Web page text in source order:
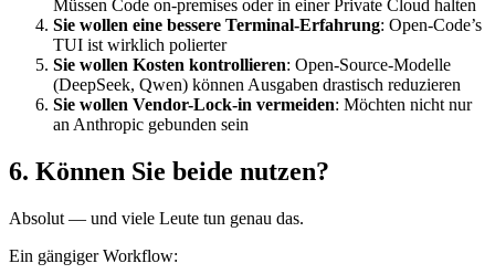
Müssen Code on-premises oder in einer Private Cloud halten
Sie wollen eine bessere Terminal-Erfahrung: Open-Code’s
TUI ist wirklich polierter
Sie wollen Kosten kontrollieren: Open-Source-Modelle
(DeepSeek, Qwen) können Ausgaben drastisch reduzieren
Sie wollen Vendor-Lock-in vermeiden: Möchten nicht nur
an Anthropic gebunden sein
6. Können Sie beide nutzen?
Absolut — und viele Leute tun genau das.
Ein gängiger Workflow: